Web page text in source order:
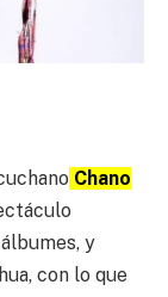
Chano
y
con lo que